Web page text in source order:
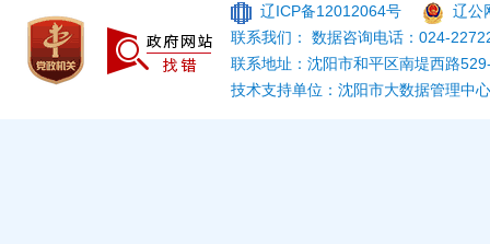
辽ICP备12012064号
辽公
联系我们： 数据咨询电话：024-
联系地址：沈阳市和平区南堤西路
技术支持单位：沈阳市大数据管理中